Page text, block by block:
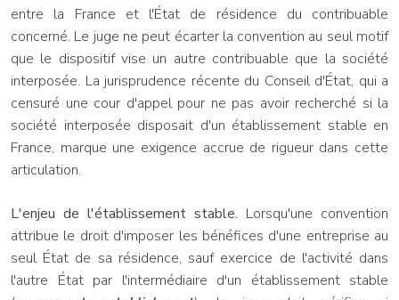
entre la France et l'État de résidence du contribuable
concerné. Le juge ne peut écarter la convention au seul motif
que le dispositif vise un autre contribuable que la société
interposée. La jurisprudence récente du Conseil d'État, qui a
censuré une cour d'appel pour ne pas avoir recherché si la
société interposée disposait d'un établissement stable en
France, marque une exigence accrue de rigueur dans cette
articulation.
L'enjeu de l'établissement stable. Lorsqu'une convention
attribue le droit d'imposer les bénéfices d'une entreprise au
seul État de sa résidence, sauf exercice de l'activité dans
l'autre État par l'intermédiaire d'un établissement stable